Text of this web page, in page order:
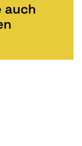
auch